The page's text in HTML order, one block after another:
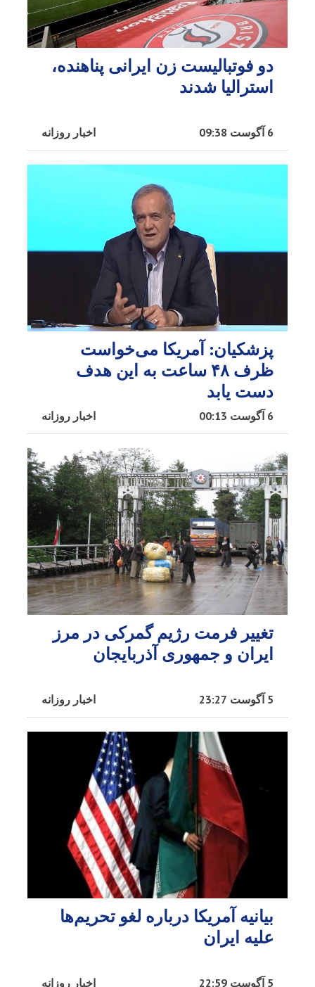
دو فوتبالیست زن ایرانی پناهنده،
استرالیا شدند
اخبار روزانه 6 آگوست 09:38
پزشکیان: آمریکا می‌خواست
ظرف ۴۸ ساعت به این هدف
دست یابد
اخبار روزانه 6 آگوست 00:13
تغییر فرمت رژیم گمرکی در مرز
ایران و جمهوری آذربایجان
اخبار روزانه 5 آگوست 23:27
بیانیه آمریکا درباره لغو تحریم‌ها
علیه ایران
اخبار روزانه 5 آگوست 22:59